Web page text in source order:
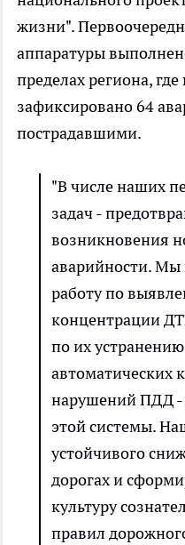
жизни".
аппаратуры
пределах региона,
зафиксировано 64
пострадавшими.
"В числе наших
задач -
возникновения
аварийности. Мы
работу по
концентрации
по их
автоматических
нарушений ПДД
этой системы.
устойчивого
дорогах и
культуру
правил